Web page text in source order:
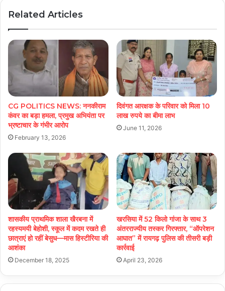
Related Articles
CG POLITICS NEWS: ननकीराम
कंवर का बड़ा हमला, प्रमुख अभियंता पर
भ्रष्टाचार के गंभीर आरोप
February 13, 2026
दिवंगत आरक्षक के परिवार को मिला 10
लाख रुपये का बीमा लाभ
June 11, 2026
शासकीय प्राथमिक शाला खैरबना में
रहस्यमयी बेहोशी, स्कूल में कदम रखते ही
छात्राएं हो रहीं बेसुध—मास हिस्टीरिया की
आशंका
December 18, 2025
खरसिया में 52 किलो गांजा के साथ 3
अंतरराज्यीय तस्कर गिरफ्तार, “ऑपरेशन
आघात” में रायगढ़ पुलिस की तीसरी बड़ी
कार्रवाई
April 23, 2026